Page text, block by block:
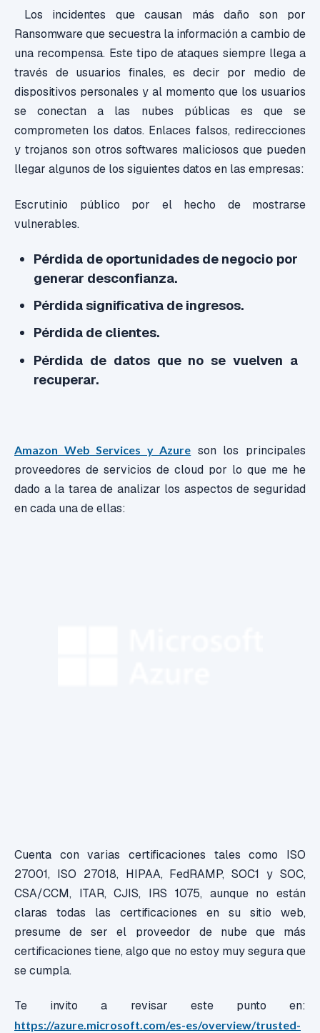
Los incidentes que causan más daño son por
Ransomware que secuestra la información a cambio de
una recompensa. Este tipo de ataques siempre llega a
través de usuarios finales, es decir por medio de
dispositivos personales y al momento que los usuarios
se conectan a las nubes públicas es que se
comprometen los datos. Enlaces falsos, redirecciones
y trojanos son otros softwares maliciosos que pueden
llegar algunos de los siguientes datos en las empresas:
Escrutinio público por el hecho de mostrarse
vulnerables.
Pérdida de oportunidades de negocio por
generar desconfianza.
Pérdida significativa de ingresos.
Pérdida de clientes.
Pérdida de datos que no se vuelven a
recuperar.
Amazon Web Services y Azure son los principales
proveedores de servicios de cloud por lo que me he
dado a la tarea de analizar los aspectos de seguridad
en cada una de ellas:
Cuenta con varias certificaciones tales como ISO
27001, ISO 27018, HIPAA, FedRAMP, SOC1 y SOC,
CSA/CCM, ITAR, CJIS, IRS 1075, aunque no están
claras todas las certificaciones en su sitio web,
presume de ser el proveedor de nube que más
certificaciones tiene, algo que no estoy muy segura que
se cumpla.
Te invito a revisar este punto en:
https://azure.microsoft.com/es-es/overview/trusted-